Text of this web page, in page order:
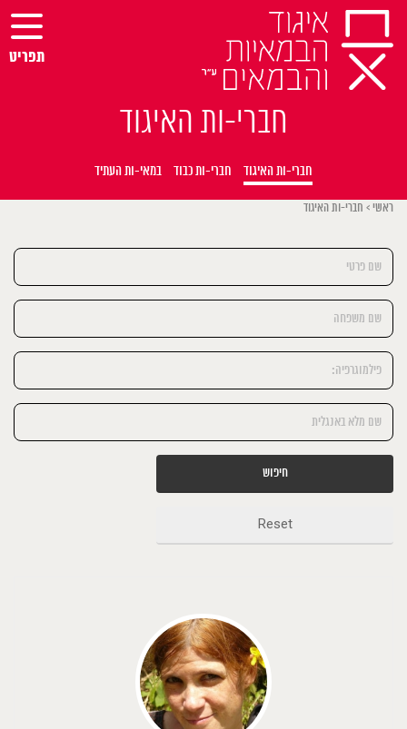
Skip
content
חברי-ות האיגוד
חברי-ות האיגוד חברי-ות כבוד במאי-ות העתיד
תפריט
ראשי > חברי-ות האיגוד
חיפוש
Reset